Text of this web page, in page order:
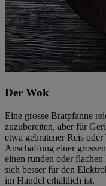
Der Wok
Eine grosse Bratpfanne
zuzubereiten, aber für
etwa gebratener Reis
Anschaffung einer
einen runden oder
sich besser für den
im Handel erhältlich ist.